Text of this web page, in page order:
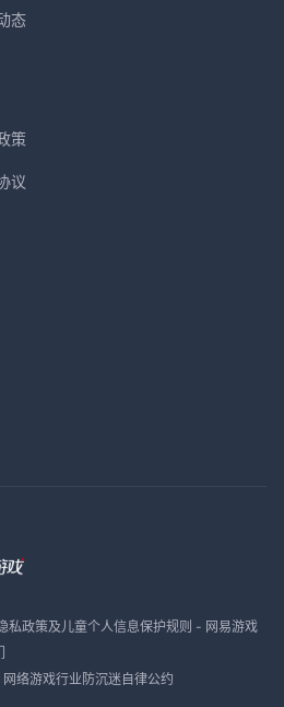
态
策
议
私政策及儿童个人信息保护规则 - 网易游戏
网络游戏行业防沉迷自律公约